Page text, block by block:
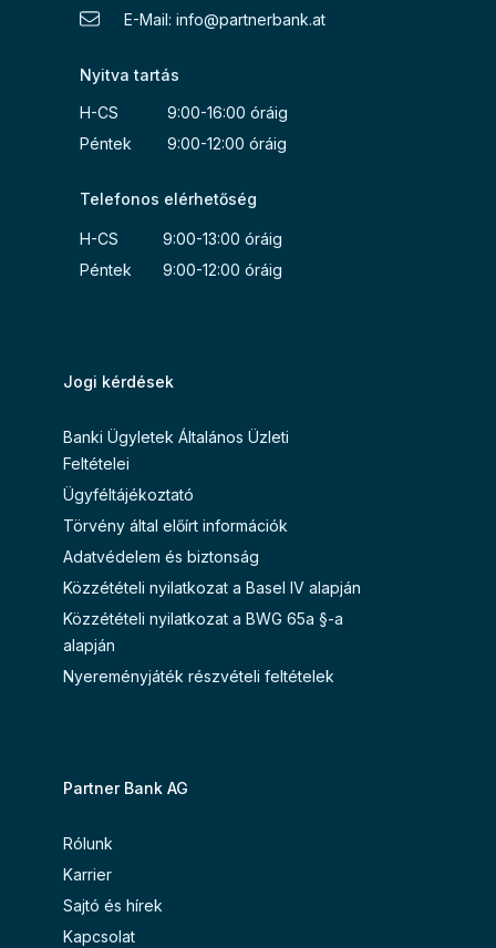
E-Mail: info@partnerbank.at
Nyitva tartás
H-CS 9:00-16:00 óráig
Péntek 9:00-12:00 óráig
Telefonos elérhetőség
H-CS 9:00-13:00 óráig
Péntek 9:00-12:00 óráig
Jogi kérdések
Banki Ügyletek Általános Üzleti
Feltételei
Ügyféltájékoztató
Törvény által előírt információk
Adatvédelem és biztonság
Közzétételi nyilatkozat a Basel IV alapján
Közzétételi nyilatkozat a BWG 65a §-a
alapján
Nyereményjáték részvételi feltételek
Partner Bank AG
Rólunk
Karrier
Sajtó és hírek
Kapcsolat